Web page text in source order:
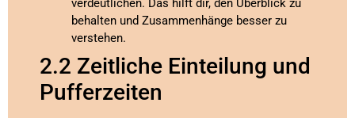
verdeutlichen. Das hilft dir, den Überblick zu
behalten und Zusammenhänge besser zu
verstehen.
2.2 Zeitliche Einteilung und
Pufferzeiten